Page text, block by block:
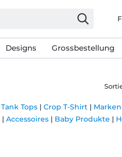
Designs Grossbestellung
Tank Tops | Crop T-Shirt |
| Accessoires | Baby Produkte |